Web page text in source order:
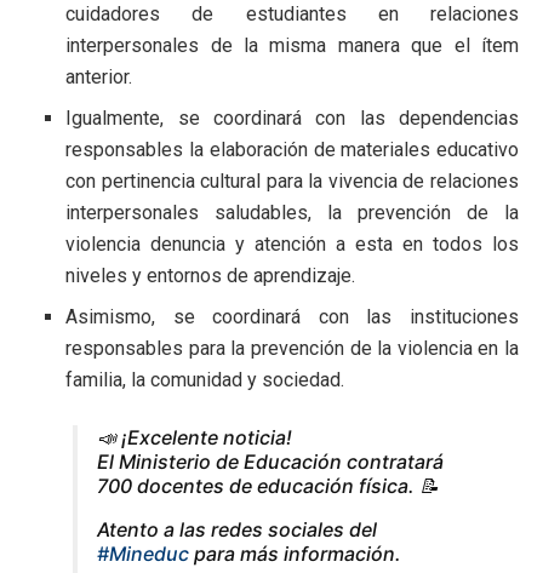
cuidadores de estudiantes en relaciones
interpersonales de la misma manera que el ítem
anterior.
Igualmente, se coordinará con las dependencias
responsables la elaboración de materiales educativo
con pertinencia cultural para la vivencia de relaciones
interpersonales saludables, la prevención de la
violencia denuncia y atención a esta en todos los
niveles y entornos de aprendizaje.
Asimismo, se coordinará con las instituciones
responsables para la prevención de la violencia en la
familia, la comunidad y sociedad.
📣 ¡Excelente noticia!
El Ministerio de Educación contratará
700 docentes de educación física. 📝
Atento a las redes sociales del
#Mineduc para más información.